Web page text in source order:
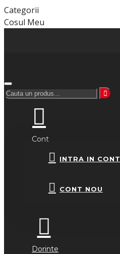
Categorii
Cosul Meu
Cont
INTRA IN CONT
CONT NOU
Dorinte